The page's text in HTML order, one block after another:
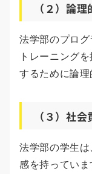
（２）論
法学部のプロ
トレーニング
するために論理
（３）社
法学部の学生
感を持ってい